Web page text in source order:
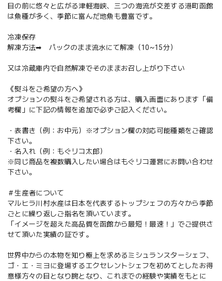
目の前に悠々と広がる津軽海峡、三つの海流が交差する港町函館
は魚種が多く、季節に富んだ地魚も豊富です。
冷凍保存
解凍方法➡ パックのまま流水にて解凍（10~15分）
又は冷蔵庫内で自然解凍でそのままお召し上がり下さい
《熨斗をご希望の方へ》
オプションの熨斗をご希望される方は、購入画面にあります「備
考欄」に下記の情報を追加で必ずご記入ください。
・表書き（例：お中元）※オプション欄の対応可能種類をご確認
下さい。
・名入れ（例：もぐリコ太郎）
※同じ商品を複数購入したい場合はもぐリコ運営にお問い合わせ
下さい。
＃生産者について
マルヒラ川村水産は日本を代表するトップシェフの方々から季節
ごとに繰り返しご指名を頂いています。
「イメージを超えた高品質を函館から最短！最速！」でご提供さ
せて頂いた実績の証です。
世界中からの本物を知り極上を求めるミシュランスターシェフ、
ゴ・エ・ミヨに登場するエクセレントシェフを初めてとしたお得
意様方々の目となり腕となり、これまでの経験や実績をもとに